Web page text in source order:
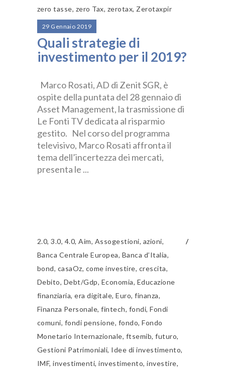
zero tasse, zero Tax, zerotax, Zerotaxpir
29 Gennaio 2019
Quali strategie di
investimento per il 2019?
Marco Rosati, AD di Zenit SGR, è
ospite della puntata del 28 gennaio di
Asset Management, la trasmissione di
Le Fonti TV dedicata al risparmio
gestito. Nel corso del programma
televisivo, Marco Rosati affronta il
tema dell’incertezza dei mercati,
presenta le
2.0,3.0, 4.0,Aim, Assogestioni, azioni,
Banca Centrale Europea, Banca d’Italia,
bond, casaOz, come investire, crescita,
Debito, Debt/Gdp, Economia, Educazione
finanziaria,era digitale,Euro,finanza,
Finanza Personale,fintech, fondi,Fondi
comuni, fondi pensione, fondo,Fondo
Monetario Internazionale, ftsemib,futuro,
Gestioni Patrimoniali, Idee di investimento,
IMF,investimenti,investimento,investire,